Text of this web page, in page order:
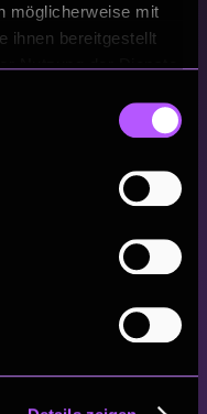
möglicherweise mit
ihnen bereitgestellt
Nutzung der Dienste